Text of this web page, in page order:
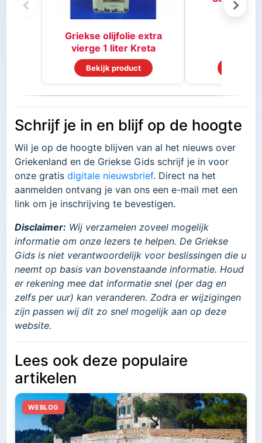
Griekse olijfolie extra
vierge 1 liter Kreta
Bekijk product
Schrijf je in en blijf op de hoogte
Wil je op de hoogte blijven van al het nieuws over
Griekenland en de Griekse Gids schrijf je in voor
onze gratis digitale nieuwsbrief. Direct na het
aanmelden ontvang je van ons een e-mail met een
link om je inschrijving te bevestigen.
Disclaimer: Wij verzamelen zoveel mogelijk
informatie om onze lezers te helpen. De Griekse
Gids is niet verantwoordelijk voor beslissingen die u
neemt op basis van bovenstaande informatie. Houd
er rekening mee dat informatie snel (per dag en
zelfs per uur) kan veranderen. Zodra er wijzigingen
zijn passen wij dit zo snel mogelijk aan op deze
website.
Lees ook deze populaire
artikelen